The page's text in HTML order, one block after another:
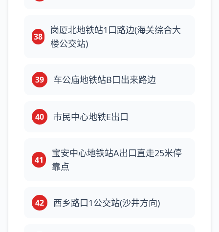
38
岗厦北地铁站1口路边(海关综合大
楼公交站)
39 车公庙地铁站B口出来路边
40 市民中心地铁E出口
41
宝安中心地铁站A出口直走25米停
靠点
42 西乡路口1公交站(沙井方向)